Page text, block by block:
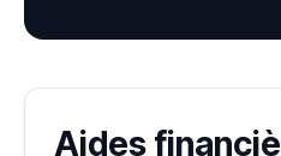
Aides